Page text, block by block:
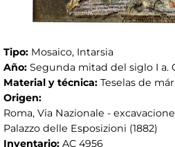
Tipo: Mosaico, Intarsia
Año: Segunda mitad del siglo I a.
Material y técnica: Teselas de
Origen:
Roma, Via Nazionale -
Palazzo delle Esposizioni (1882)
Inventario: AC 4956